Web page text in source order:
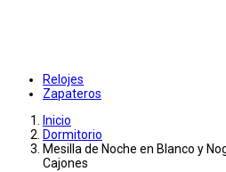
Relojes
Zapateros
Inicio
Dormitorio
Mesilla de Noche en Blanco y
Cajones